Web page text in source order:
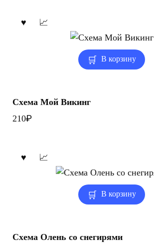
В корзину
Схема Мой Викинг
210₽
В корзину
Схема Олень со снегирями